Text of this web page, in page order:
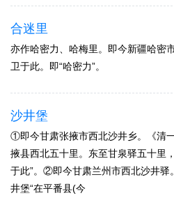
合迷里
亦作哈密力、哈梅里。即今新疆哈密
卫于此。即“哈密力”。
沙井堡
①即今甘肃张掖市西北沙井乡。《清
掖县西北五十里。东至甘泉驿五十里
于此”。②即今甘肃兰州市西北沙井驿
井堡“在平番县(今